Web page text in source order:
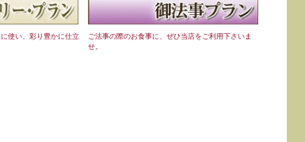
使い、彩り豊かに仕立
ご法事の際のお食事に、ぜひ当店をご利用下さいま
せ。